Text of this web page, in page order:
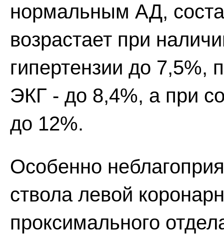
нормальным АД,
возрастает при
гипертензии до 7,5%,
ЭКГ - до 8,4%, а при
до 12%.
Особенно
ствола левой
проксимального